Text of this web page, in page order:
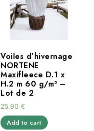
Voiles d’hivernage
NORTENE
Maxifleece D.1 x
H.2 m 60 g/m² –
Lot de 2
25.90 €
Add to cart